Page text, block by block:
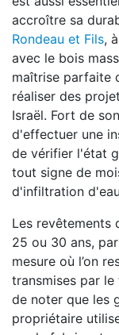
accroître sa
Rondeau et Fils,
avec le bois
maîtrise parfaite
réaliser des
Israël. Fort de
d'effectuer une
de vérifier l'état
tout signe de
d'infiltration
Les revêtements
25 ou 30 ans,
mesure où l’on
transmises par
de noter que les
propriétaire